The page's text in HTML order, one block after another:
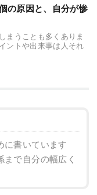
の原因と、自分が惨
まうことも多くありま
ントや出来事は人それ
に書いています
で自分の幅広く